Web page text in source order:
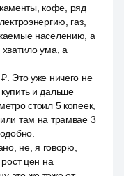
кофе, ряд
газ,
населению, а
ума, а
Это уже ничего не
и дальше
стоил 5 копеек,
там на трамвае 3
не, я говорю,
рост цен на